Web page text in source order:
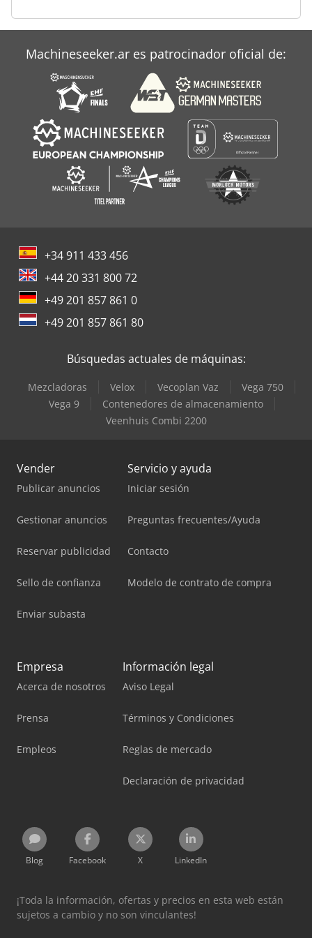
Ventilador De Sala
Machineseeker.ar es patrocinador oficial de:
+34 911 433 456
+44 20 331 800 72
+49 201 857 861 0
+49 201 857 861 80
Búsquedas actuales de máquinas:
Mezcladoras Velox Vecoplan Vaz
Vega 750
Vega 9
Contenedores de almacenamiento
Veenhuis Combi 2200
Vender
Publicar anuncios
Gestionar anuncios
Reservar publicidad
Sello de confianza
Enviar subasta
Servicio y ayuda
Iniciar sesión
Preguntas frecuentes/Ayuda
Contacto
Modelo de contrato de compra
Empresa
Acerca de nosotros
Prensa
Empleos
Información legal
Aviso Legal
Términos y Condiciones
Reglas de mercado
Declaración de privacidad
Blog Facebook X LinkedIn
¡Toda la información, ofertas y precios en esta web están
sujetos a cambio y no son vinculantes!